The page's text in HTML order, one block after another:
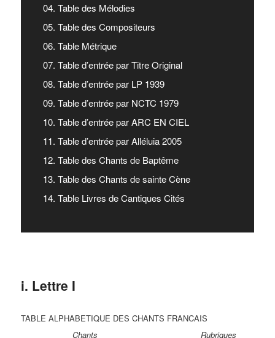
i. Lettre I
TABLE ALPHABETIQUE DES CHANTS FRANCAIS
Chants Rubriques
04. Table des Mélodies
05. Table des Compositeurs
06. Table Métrique
07. Table d’entrée par Titre Original
08. Table d’entrée par LP 1939
09. Table d’entrée par NCTC 1979
10. Table d’entrée par ARC EN CIEL
11. Table d’entrée par Alléluia 2005
12. Table des Chants de Baptême
13. Table des Chants de sainte Cène
14. Table Livres de Cantiques Cités